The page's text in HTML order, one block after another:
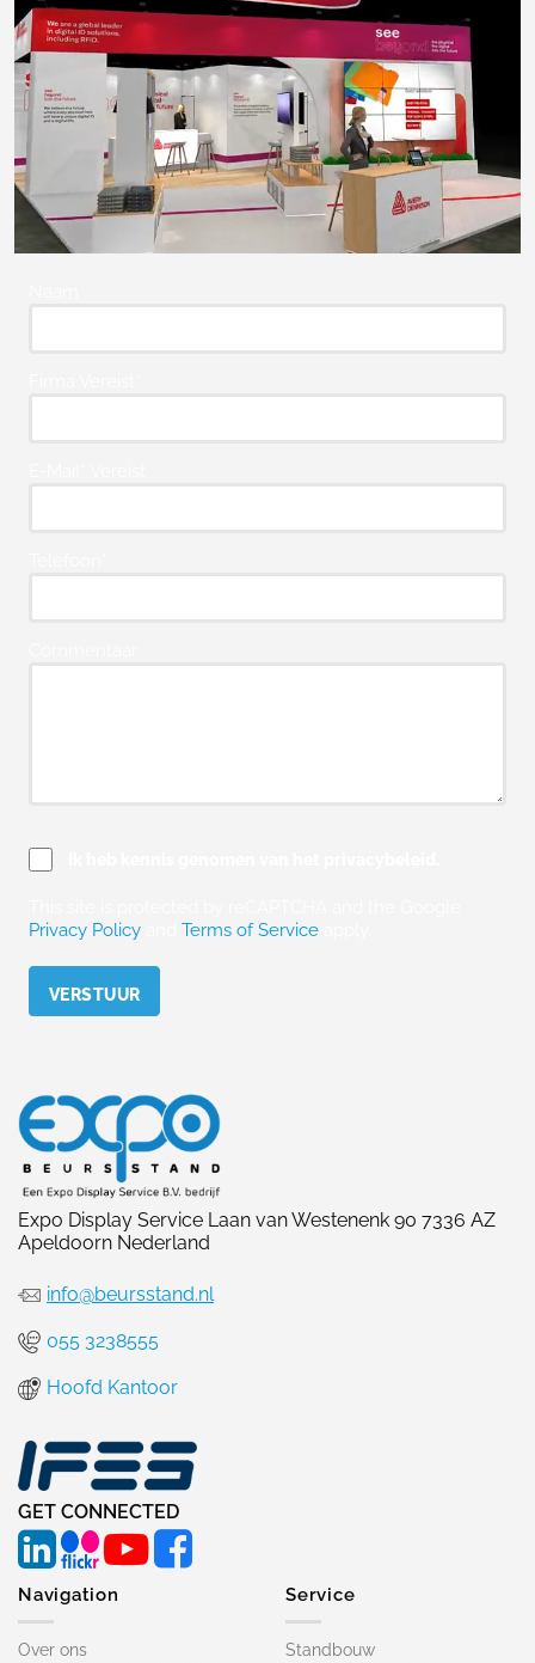
Privacy Policy
Terms of Service
Expo Display Service Laan van Westenenk 90 7336 AZ
Apeldoorn Nederland
info@beursstand.nl
055 3238555
Hoofd Kantoor
GET CONNECTED
Navigation
Over ons
Service
Standbouw